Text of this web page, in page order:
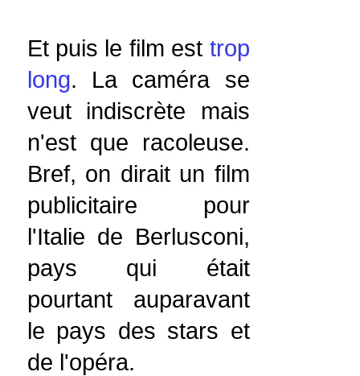
Et puis le film est trop
long. La caméra se
veut indiscrète mais
n'est que racoleuse.
Bref, on dirait un film
publicitaire pour
l'Italie de Berlusconi,
pays qui était
pourtant auparavant
le pays des stars et
de l'opéra.